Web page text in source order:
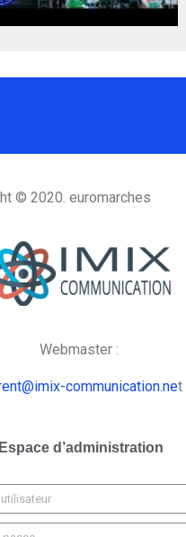
© 2020. euromarches
Webmaster :
communication.net
Espace d’administration